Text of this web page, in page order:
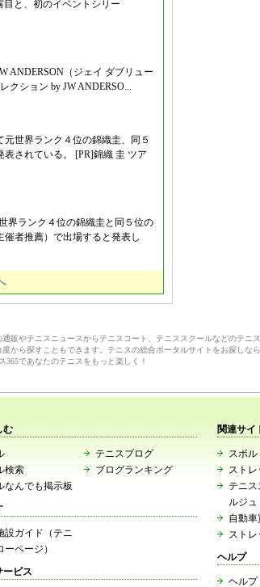
と、初のイベントシリー
ANDERSON（ジェイ ダブリュー
クション by JW ANDERSO...
世界ランク４位の錦織圭、同５
されている。 [PR]錦織 圭 ツア
界ランク４位の錦織圭と同５位の
者推薦）で出場すると発表し
販やテニスニュースからテニスコート、テニススクールなどのテニ
から探すこともできます。テニスの総合ポータルサイトをお探しな
であなたのテニスをもっと楽しく！
む
検索
なんでも掲示板
テニスブログ
ブログランキング
設ガイド（テニ
ーページ）
ービス
関連サイ
スポル
ストレ
テニス
ルジュ
自動車
スト
ヘルプ
ヘルプ